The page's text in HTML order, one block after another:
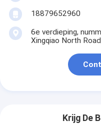
18879652960
6e verdieping,
Xingqiao North
Krijg De